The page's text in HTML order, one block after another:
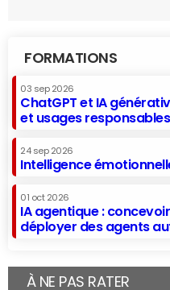
FORMATIONS
03 sep 2026
ChatGPT et IA
et usages responsables
24 sep 2026
Intelligence
01 oct 2026
IA agentique :
déployer des agents
À NE PAS RATER